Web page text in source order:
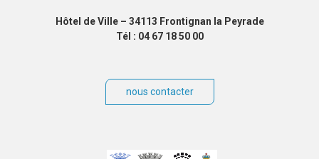
Hôtel de Ville – 34113 Frontignan la Peyrade
Tél : 04 67 18 50 00
nous contacter